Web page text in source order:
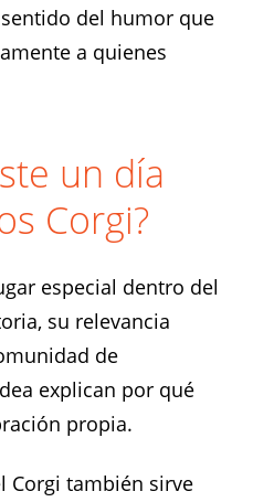
del humor que
a quienes
un día
Corgi?
especial dentro del
su relevancia
de
explican por qué
propia.
Corgi también sirve